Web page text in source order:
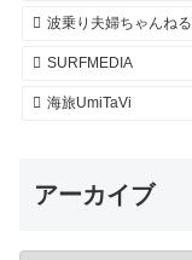
波乗り夫婦ちゃんねる
SURFMEDIA
海旅UmiTaVi
アーカイブ